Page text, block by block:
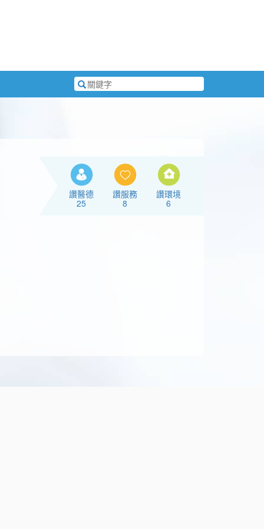
搜
尋
讚醫德
25
讚服務
8
讚環境
6